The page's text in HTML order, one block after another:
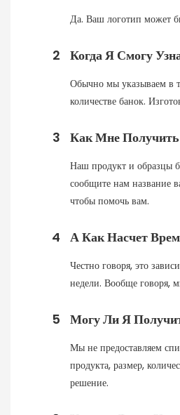
Да. Ваш логотип может
2 Когда Я Смогу
Обычно мы указываем в
количестве банок.
3 Как Мне
Наш продукт и образцы
сообщите нам название
чтобы помочь вам.
4 А Как Насчет
Честно говоря, это
недели. Вообще говоря,
5 Могу Ли Я
Мы не предоставляем
продукта, размер,
решение.